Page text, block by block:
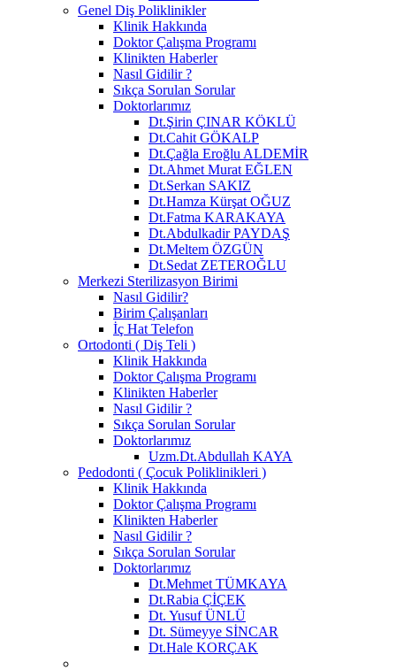
Genel Diş Poliklinikler
Klinik Hakkında
Doktor Çalışma Programı
Klinikten Haberler
Nasıl Gidilir ?
Sıkça Sorulan Sorular
Doktorlarımız
Dt.Şirin ÇINAR KÖKLÜ
Dt.Cahit GÖKALP
Dt.Çağla Eroğlu ALDEMİR
Dt.Ahmet Murat EĞLEN
Dt.Serkan SAKIZ
Dt.Hamza Kürşat OĞUZ
Dt.Fatma KARAKAYA
Dt.Abdulkadir PAYDAŞ
Dt.Meltem ÖZGÜN
Dt.Sedat ZETEROĞLU
Merkezi Sterilizasyon Birimi
Nasıl Gidilir?
Birim Çalışanları
İç Hat Telefon
Ortodonti ( Diş Teli )
Klinik Hakkında
Doktor Çalışma Programı
Klinikten Haberler
Nasıl Gidilir ?
Sıkça Sorulan Sorular
Doktorlarımız
Uzm.Dt.Abdullah KAYA
Pedodonti ( Çocuk Poliklinikleri )
Klinik Hakkında
Doktor Çalışma Programı
Klinikten Haberler
Nasıl Gidilir ?
Sıkça Sorulan Sorular
Doktorlarımız
Dt.Mehmet TÜMKAYA
Dt.Rabia ÇİÇEK
Dt. Yusuf ÜNLÜ
Dt. Sümeyye SİNCAR
Dt.Hale KORÇAK